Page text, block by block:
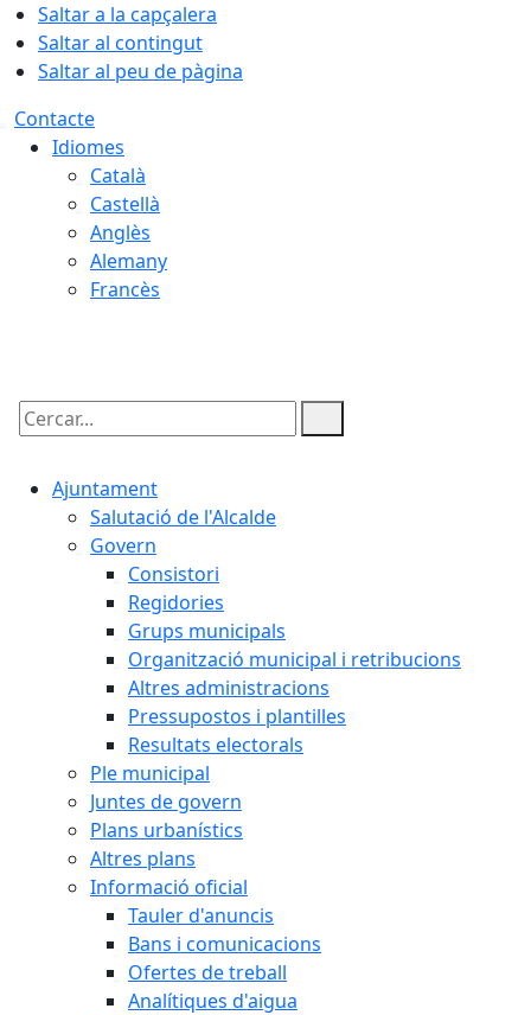
Saltar a la capçalera
Saltar al contingut
Saltar al peu de pàgina
Contacte
Idiomes
Català
Castellà
Anglès
Alemany
Francès
Cercar:
Ajuntament
Salutació de l'Alcalde
Govern
Consistori
Regidories
Grups municipals
Organització municipal i retribucions
Altres administracions
Pressupostos i plantilles
Resultats electorals
Ple municipal
Juntes de govern
Plans urbanístics
Altres plans
Informació oficial
Tauler d'anuncis
Bans i comunicacions
Ofertes de treball
Analítiques d'aigua